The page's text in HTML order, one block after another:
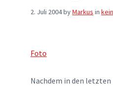
2. Juli 2004byMarkus in
Foto
Nachdem in den